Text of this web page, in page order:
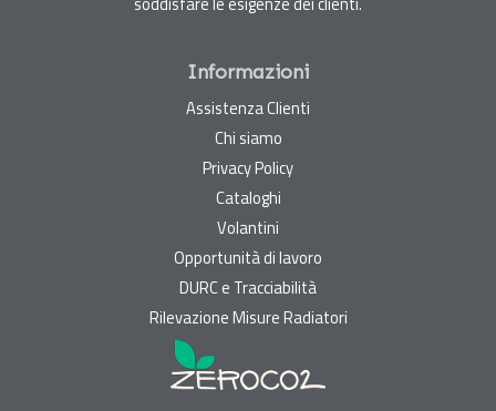
Informazioni
Assistenza Clienti
Chi siamo
Privacy Policy
Cataloghi
Volantini
Opportunità di lavoro
DURC e Tracciabilità
Rilevazione Misure Radiatori